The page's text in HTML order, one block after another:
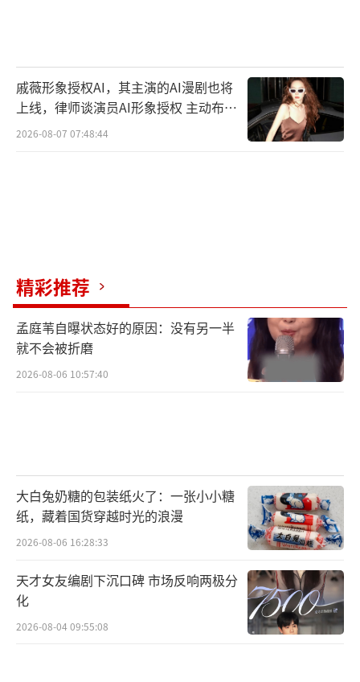
戚薇形象授权AI，其主演的AI漫剧也将
上线，律师谈演员AI形象授权 主动布局
数字资产
2026-08-07 07:48:44
精彩推荐
孟庭苇自曝状态好的原因：没有另一半
就不会被折磨
2026-08-06 10:57:40
大白兔奶糖的包装纸火了：一张小小糖
纸，藏着国货穿越时光的浪漫
2026-08-06 16:28:33
天才女友编剧下沉口碑 市场反响两极分
化
2026-08-04 09:55:08